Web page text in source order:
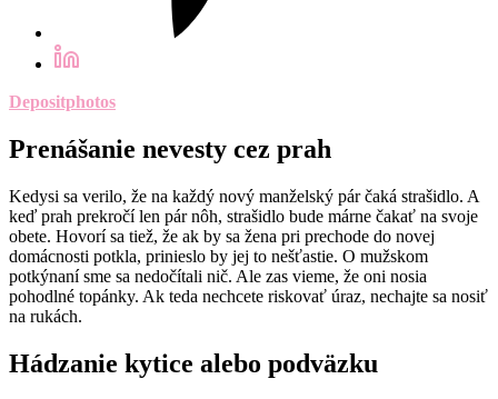
Depositphotos
Prenášanie nevesty cez prah
Kedysi sa verilo, že na každý nový manželský pár čaká strašidlo. A
keď prah prekročí len pár nôh, strašidlo bude márne čakať na svoje
obete. Hovorí sa tiež, že ak by sa žena pri prechode do novej
domácnosti potkla, prinieslo by jej to nešťastie. O mužskom
potkýnaní sme sa nedočítali nič. Ale zas vieme, že oni nosia
pohodlné topánky. Ak teda nechcete riskovať úraz, nechajte sa nosiť
na rukách.
Hádzanie kytice alebo podväzku